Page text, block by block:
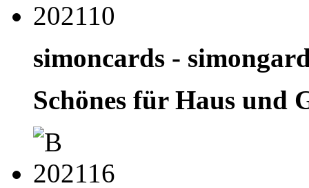
simoncards -
Schönes für Haus und